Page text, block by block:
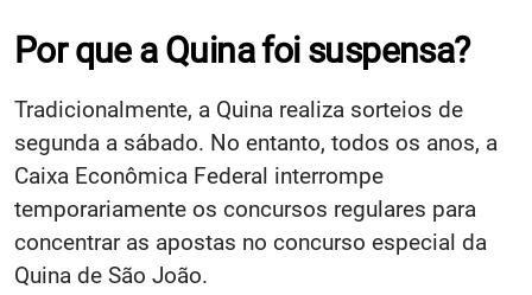
Por que a Quina foi suspensa?
Tradicionalmente, a Quina realiza sorteios de
segunda a sábado. No entanto, todos os anos, a
Caixa Econômica Federal interrompe
temporariamente os concursos regulares para
concentrar as apostas no concurso especial da
Quina de São João.